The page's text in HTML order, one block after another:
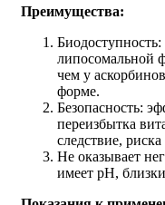
Преимущества:
липосомальной
чем у
форме.
Безопасность:
переизбытка
следствие,
Не оказывает
имеет pH,